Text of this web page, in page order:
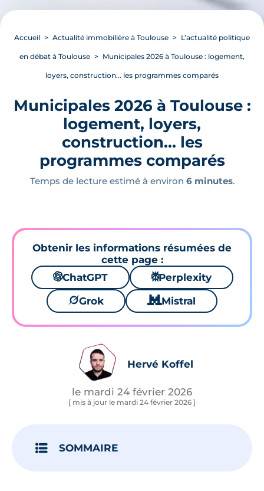
Accueil Actualité immobilière à Toulouse L’actualité politique
en débat à Toulouse Municipales 2026 à Toulouse : logement,
loyers, construction... les programmes comparés
Municipales 2026 à Toulouse :
logement, loyers,
construction... les
programmes comparés
Temps de lecture estimé à environ 6 minutes.
Obtenir les informations résumées de
cette page :
🌌ChatGPT ⚙Perplexity
🪐Grok 🐱 Mistral
Hervé Koffel
le mardi 24 février 2026
[ mis à jour le mardi 24 février 2026 ]
SOMMAIRE